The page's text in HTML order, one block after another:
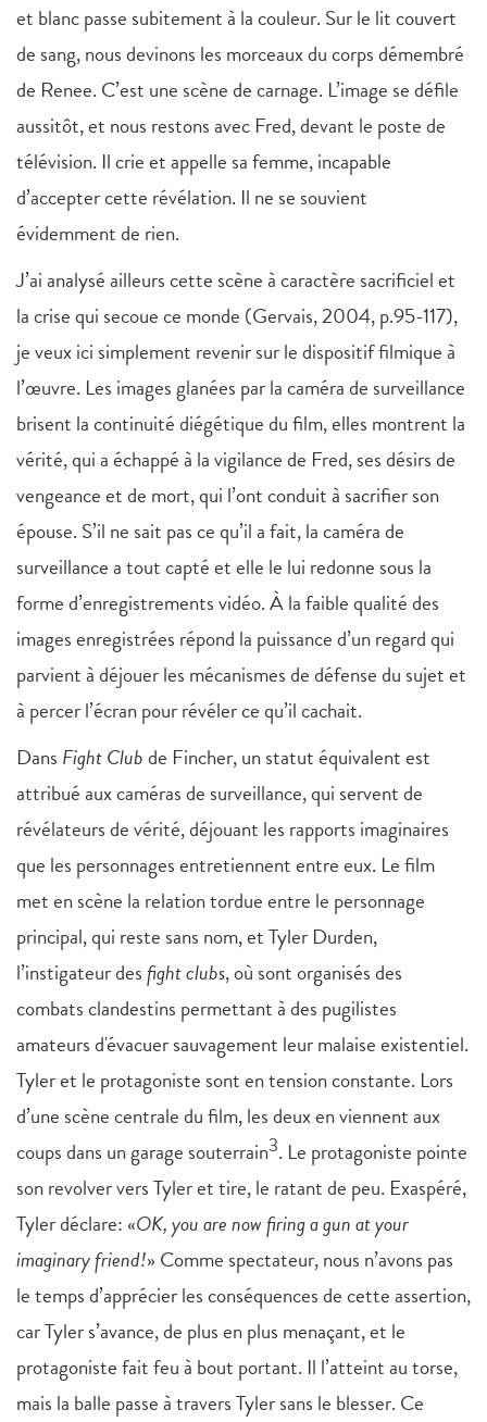
et blanc passe subitement à la couleur. Sur le lit couvert
de sang, nous devinons les morceaux du corps démembré
de Renee. C’est une scène de carnage. L’image se défile
aussitôt, et nous restons avec Fred, devant le poste de
télévision. Il crie et appelle sa femme, incapable
d’accepter cette révélation. Il ne se souvient
évidemment de rien.
J’ai analysé ailleurs cette scène à caractère sacrificiel et
la crise qui secoue ce monde (Gervais, 2004, p.95-117),
je veux ici simplement revenir sur le dispositif filmique à
l’œuvre. Les images glanées par la caméra de surveillance
brisent la continuité diégétique du film, elles montrent la
vérité, qui a échappé à la vigilance de Fred, ses désirs de
vengeance et de mort, qui l’ont conduit à sacrifier son
épouse. S’il ne sait pas ce qu’il a fait, la caméra de
surveillance a tout capté et elle le lui redonne sous la
forme d’enregistrements vidéo. À la faible qualité des
images enregistrées répond la puissance d’un regard qui
parvient à déjouer les mécanismes de défense du sujet et
à percer l’écran pour révéler ce qu’il cachait.
Dans Fight Clubde Fincher, un statut équivalent est
attribué aux caméras de surveillance, qui servent de
révélateurs de vérité, déjouant les rapports imaginaires
que les personnages entretiennent entre eux. Le film
met en scène la relation tordue entre le personnage
principal, qui reste sans nom, et Tyler Durden,
l’instigateur desfight clubs, où sont organisés des
combats clandestins permettant à des pugilistes
amateurs d'évacuer sauvagement leur malaise existentiel.
Tyler et le protagoniste sont en tension constante. Lors
d’une scène centrale du film, les deux en viennent aux
coups dans un garage souterrain3. Le protagoniste pointe
son revolver vers Tyler et tire, le ratant de peu. Exaspéré,
Tyler déclare: «OK, you are now firing a gun at your
imaginary friend!» Comme spectateur, nous n’avons pas
le temps d’apprécier les conséquences de cette assertion,
car Tyler s’avance, de plus en plus menaçant, et le
protagoniste fait feu à bout portant. Il l’atteint au torse,
mais la balle passe à travers Tyler sans le blesser. Ce